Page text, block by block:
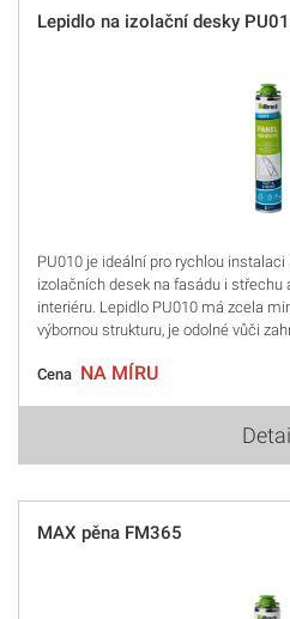
Lepidlo na izolační desky
PU010 je ideální pro rychlou
izolačních desek na fasádu i střechu
interiéru. Lepidlo PU010 má zcela
výbornou strukturu, je odolné vůči
Cena NA MÍRU
MAX pěna FM365